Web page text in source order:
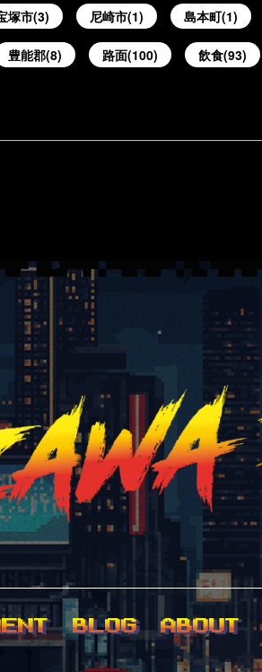
塚市(3) 尼崎市(1) 島本町(1)
豊能郡(8) 路面(100) 飲食(93)
BLOG ABOUT